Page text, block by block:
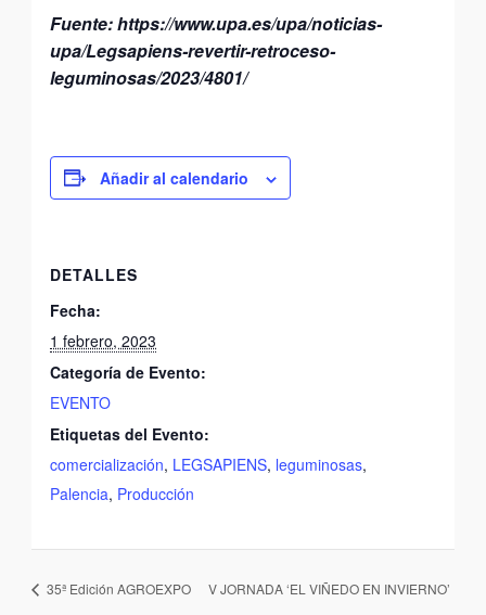
Fuente: https://www.upa.es/upa/noticias-
upa/Legsapiens-revertir-retroceso-
leguminosas/2023/4801/
Añadir al calendario
DETALLES
Fecha:
1 febrero, 2023
Categoría de Evento:
EVENTO
Etiquetas del Evento:
comercialización, LEGSAPIENS, leguminosas,
Palencia, Producción
35ª Edición AGROEXPO V JORNADA ‘EL VIÑEDO EN INVIERNO’